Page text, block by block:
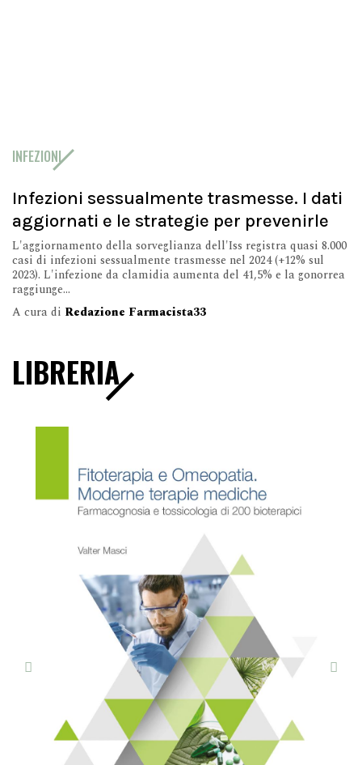
INFEZIONI
Infezioni sessualmente trasmesse. I dati
aggiornati e le strategie per prevenirle
L'aggiornamento della sorveglianza dell'Iss registra quasi 8.000
casi di infezioni sessualmente trasmesse nel 2024 (+12% sul
2023). L'infezione da clamidia aumenta del 41,5% e la gonorrea
raggiunge...
A cura di Redazione Farmacista33
LIBRERIA